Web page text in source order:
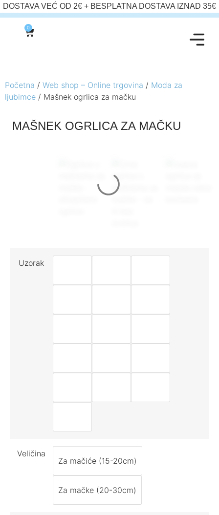
DOSTAVA VEĆ OD 2€ + BESPLATNA DOSTAVA IZNAD 35€
0
Početna / Web shop – Online trgovina / Moda za
ljubimce / Mašnek ogrlica za mačku
MAŠNEK OGRLICA ZA MAČKU
Uzorak
Veličina
Za mačiće (15-20cm)
Za mačke (20-30cm)